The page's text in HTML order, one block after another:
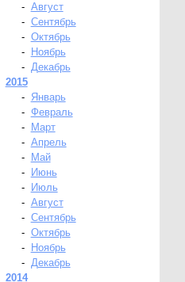
- Август
- Сентябрь
- Октябрь
-
Ноябрь
- Декабрь
2015
-
Январь
- Февраль
-
Март
- Апрель
-
Май
-
Июнь
-
Июль
- Август
- Сентябрь
- Октябрь
-
Ноябрь
- Декабрь
2014